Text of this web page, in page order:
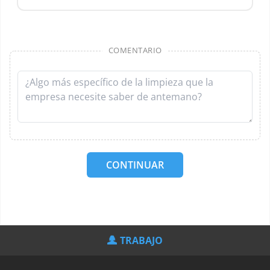
COMENTARIO
CONTINUAR
TRABAJO